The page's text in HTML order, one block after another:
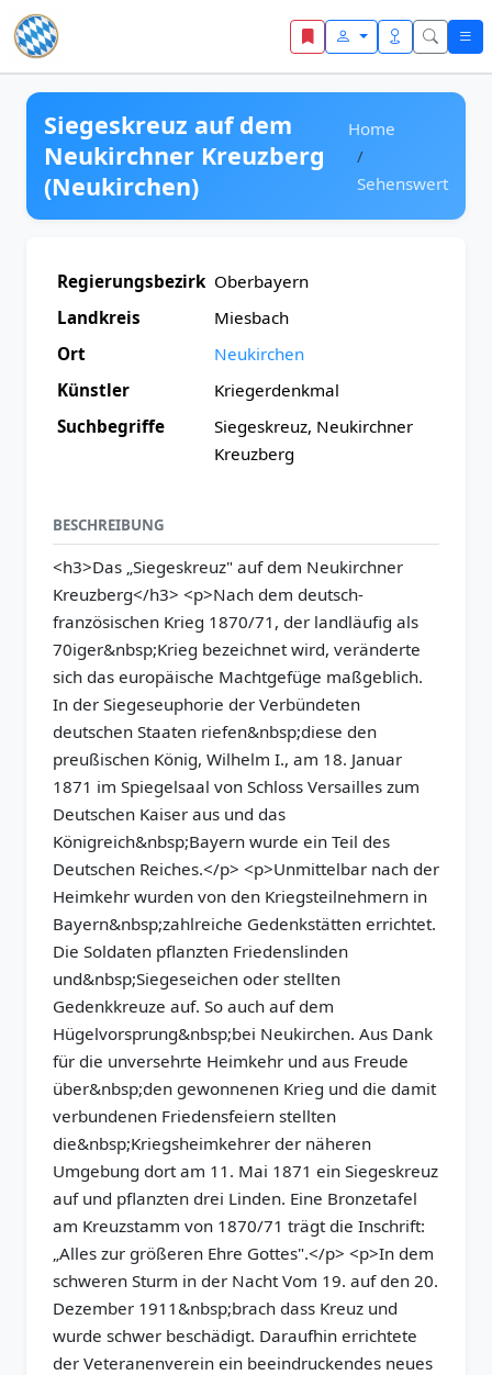
Zum Inhalt springen
Siegeskreuz auf dem
Neukirchner Kreuzberg
(Neukirchen)
Home
Sehenswert
Regierungsbezirk Oberbayern
Landkreis
Miesbach
Ort
Neukirchen
Künstler
Kriegerdenkmal
Suchbegriffe
Siegeskreuz, Neukirchner
Kreuzberg
BESCHREIBUNG
<h3>Das „Siegeskreuz" auf dem Neukirchner
Kreuzberg</h3> <p>Nach dem deutsch-
französischen Krieg 1870/71, der landläufig als
70iger&nbsp;Krieg bezeichnet wird, veränderte
sich das europäische Machtgefüge maßgeblich.
In der Siegeseuphorie der Verbündeten
deutschen Staaten riefen&nbsp;diese den
preußischen König, Wilhelm I., am 18. Januar
1871 im Spiegelsaal von Schloss Versailles zum
Deutschen Kaiser aus und das
Königreich&nbsp;Bayern wurde ein Teil des
Deutschen Reiches.</p> <p>Unmittelbar nach der
Heimkehr wurden von den Kriegsteilnehmern in
Bayern&nbsp;zahlreiche Gedenkstätten errichtet.
Die Soldaten pflanzten Friedenslinden
und&nbsp;Siegeseichen oder stellten
Gedenkkreuze auf. So auch auf dem
Hügelvorsprung&nbsp;bei Neukirchen. Aus Dank
für die unversehrte Heimkehr und aus Freude
über&nbsp;den gewonnenen Krieg und die damit
verbundenen Friedensfeiern stellten
die&nbsp;Kriegsheimkehrer der näheren
Umgebung dort am 11. Mai 1871 ein Siegeskreuz
auf und pflanzten drei Linden. Eine Bronzetafel
am Kreuzstamm von 1870/71 trägt die Inschrift:
„Alles zur größeren Ehre Gottes".</p> <p>In dem
schweren Sturm in der Nacht Vom 19. auf den 20.
Dezember 1911&nbsp;brach dass Kreuz und
wurde schwer beschädigt. Daraufhin errichtete
der Veteranenverein ein beeindruckendes neues